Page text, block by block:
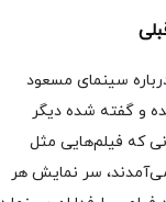
سینمای مسعود
و گفته شده دیگر
که فیلم‌هایی مثل
سر نمایش هر